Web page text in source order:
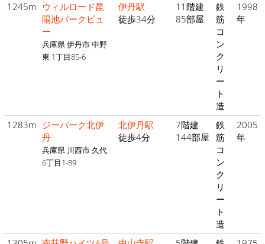
1245m ウィルロード昆
陽池パークビュ
ー
兵庫県 伊丹市 中野
東 1丁目85-6
伊丹駅
徒歩34分
11階建
85部屋
鉄
筋
コ
ン
ク
リ
ー
ト
造
1998
年
1283m ジーパーク北伊
丹
兵庫県 川西市 久代
6丁目1-89
北伊丹駅
徒歩4分
7階建
144部屋
鉄
筋
コ
ン
ク
リ
ー
ト
造
2005
年